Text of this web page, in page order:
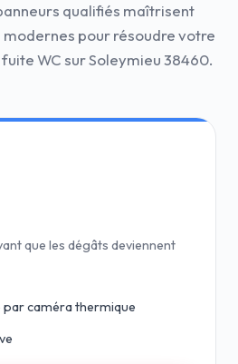
qualifiés maîtrisent
pour résoudre votre
WC sur Soleymieu 38460.
que les dégâts deviennent
par caméra thermique